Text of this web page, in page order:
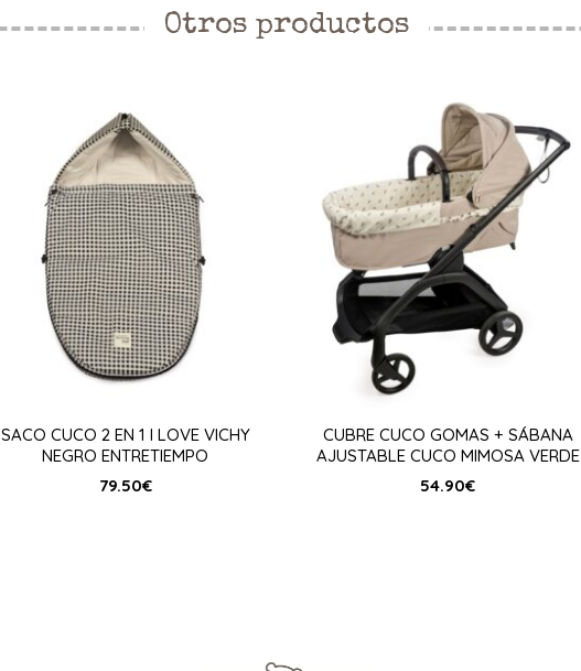
Otros productos
SACO CUCO 2 EN 1 I LOVE VICHY
NEGRO ENTRETIEMPO
79.50€
CUBRE CUCO GOMAS + SÁBANA
AJUSTABLE CUCO MIMOSA VERDE
54.90€